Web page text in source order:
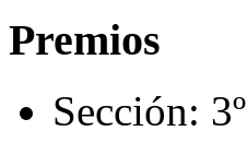
Premios
Sección: 3º